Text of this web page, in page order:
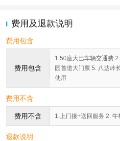
费用及退款说明
费用包含
费用包含
1.50座大巴车辆交通费
园首道大门票 5. 八达岭
使用
费用不含
费用不含 1.上门接+送回服务 2.
退款说明